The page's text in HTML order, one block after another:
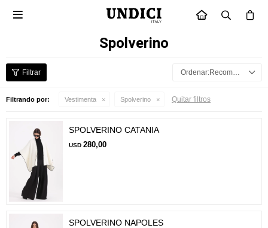
INICIO

Spolverino
Recomendados
Filtrando por: Vestimenta Spolverino Quitar filtros
SPOLVERINO CATANIA
USD 280,00
SPOLVERINO NAPOLES